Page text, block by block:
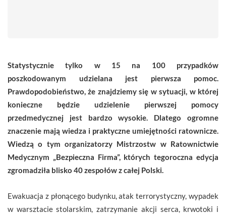
Statystycznie tylko w 15 na 100 przypadków
poszkodowanym udzielana jest pierwsza pomoc.
Prawdopodobieństwo, że znajdziemy się w sytuacji, w której
konieczne będzie udzielenie pierwszej pomocy
przedmedycznej jest bardzo wysokie. Dlatego ogromne
znaczenie mają wiedza i praktyczne umiejętności ratownicze.
Wiedzą o tym organizatorzy Mistrzostw w Ratownictwie
Medycznym „Bezpieczna Firma”, których tegoroczna edycja
zgromadziła blisko 40 zespołów z całej Polski.
Ewakuacja z płonącego budynku, atak terrorystyczny, wypadek
w warsztacie stolarskim, zatrzymanie akcji serca, krwotoki i